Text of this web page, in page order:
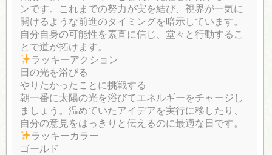
ンです。これまでの努力が実を結び、視界が一気に
開けるような前進のタイミングを暗示しています。
自分自身の可能性を素直に信じ、堂々と行動するこ
とで道が拓けます。
ラッキーアクション
日の光を浴びる
やりたかったことに挑戦する
朝一番に太陽の光を浴びてエネルギーをチャージし
ましょう。温めていたアイデアを実行に移したり、
自分の意見をはっきりと伝えるのに最適な日です。
ラッキーカラー
ゴールド